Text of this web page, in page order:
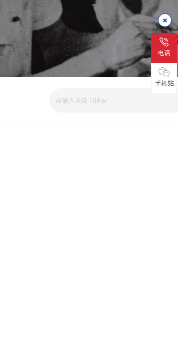
电话
手机站